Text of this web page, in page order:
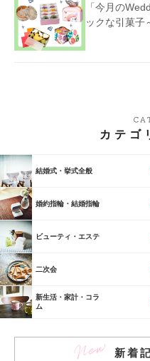
「今月の
ックな引菓子
カテゴ
結婚式・挙式全般
婚約指輪・結婚指輪
ビューティ・エステ
二次会
新生活・家計・コラ
ム
新着